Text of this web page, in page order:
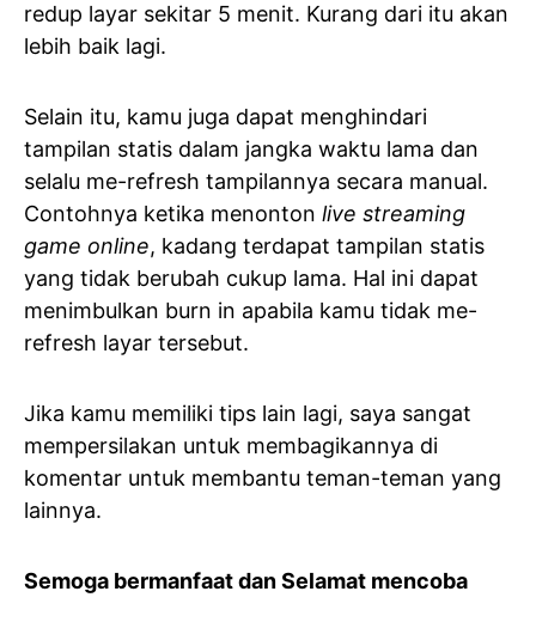
redup layar sekitar 5 menit. Kurang dari itu akan
lebih baik lagi.
Selain itu, kamu juga dapat menghindari
tampilan statis dalam jangka waktu lama dan
selalu me-refresh tampilannya secara manual.
Contohnya ketika menonton live streaming
game online, kadang terdapat tampilan statis
yang tidak berubah cukup lama. Hal ini dapat
menimbulkan burn in apabila kamu tidak me-
refresh layar tersebut.
Jika kamu memiliki tips lain lagi, saya sangat
mempersilakan untuk membagikannya di
komentar untuk membantu teman-teman yang
lainnya.
Semoga bermanfaat dan Selamat mencoba